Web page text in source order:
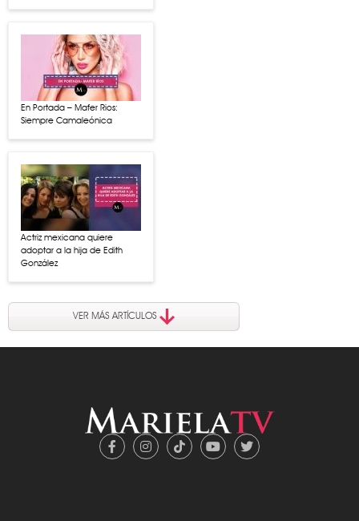
En Portada – Mafer Rios:
Siempre Camaleónica
Actriz mexicana quiere
adoptar a la hija de Edith
González
VER MÁS ARTÍCULOS